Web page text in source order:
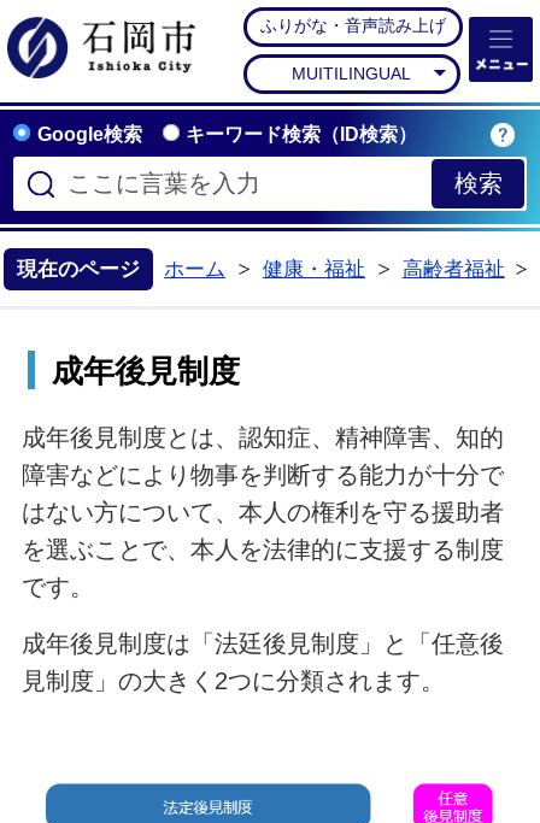
石岡市公式ホームペー
ふりがな・音声読み上げ
MUITILINGUAL
Google検索 キーワード検索（ID検索）
現在のページ ホーム
健康・福祉
高齢者福祉
成年後見制度
成年後見制度とは、認知症、精神障害、知的
障害などにより物事を判断する能力が十分で
はない方について、本人の権利を守る援助者
を選ぶことで、本人を法律的に支援する制度
です。
成年後見制度は「法廷後見制度」と「任意後
見制度」の大きく2つに分類されます。